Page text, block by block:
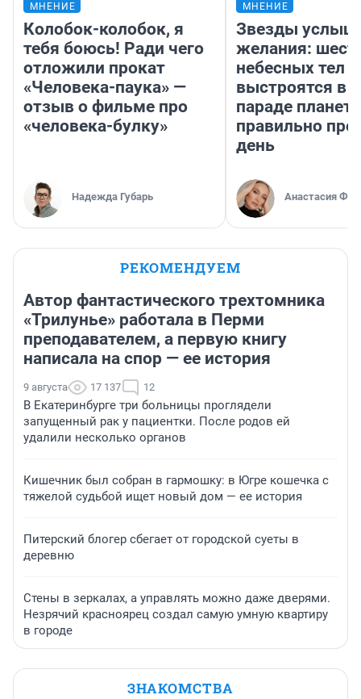
МНЕНИЕ
Колобок-колобок, я
тебя боюсь! Ради чего
отложили прокат
«Человека-паука» —
отзыв о фильме про
«человека-булку»
Надежда Губарь
МНЕНИЕ
Звезды
желания:
небесных тел
выстроятся в
параде планет
правильно
день
Анастасия
РЕКОМЕНДУЕМ
Автор фантастического трехтомника
«Трилунье» работала в Перми
преподавателем, а первую книгу
написала на спор — ее история
9 августа 17 137 12
В Екатеринбурге три больницы проглядели
запущенный рак у пациентки. После родов ей
удалили несколько органов
Кишечник был собран в гармошку: в Югре кошечка с
тяжелой судьбой ищет новый дом — ее история
Питерский блогер сбегает от городской суеты в
деревню
Стены в зеркалах, а управлять можно даже дверями.
Незрячий красноярец создал самую умную квартиру
в городе
ЗНАКОМСТВА